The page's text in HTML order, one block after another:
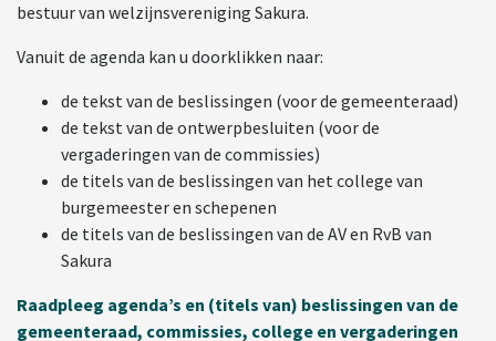
bestuur van welzijnsvereniging Sakura.
Vanuit de agenda kan u doorklikken naar:
de tekst van de beslissingen (voor de gemeenteraad)
de tekst van de ontwerpbesluiten (voor de
vergaderingen van de commissies)
de titels van de beslissingen van het college van
burgemeester en schepenen
de titels van de beslissingen van de AV en RvB van
Sakura
Raadpleeg agenda’s en (titels van) beslissingen van de
gemeenteraad, commissies, college en vergaderingen